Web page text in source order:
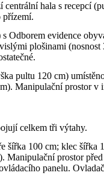
centrální hala s recepcí
přízemí.
Odborem evidence
plošinami
pultu 120 cm)
Manipulační prostor
celkem tři výtahy.
šířka 100 cm; klec
Manipulační prostor
panelu.